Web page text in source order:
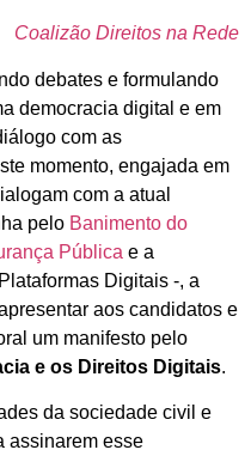
Coalizão Direitos na Rede
debates e formulando
democracia digital e em
com as
momento, engajada em
com a atual
pelo Banimento do
Pública e a
Digitais -, a
aos candidatos e
um manifesto pelo
e os Direitos Digitais.
da sociedade civil e
assinarem esse